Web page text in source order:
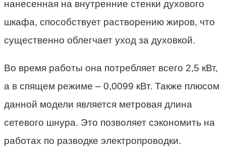
нанесенная на внутренние стенки духового
шкафа, способствует растворению жиров, что
существенно облегчает уход за духовкой.
Во время работы она потребляет всего 2,5 кВт,
а в спящем режиме – 0,0099 кВт. Также плюсом
данной модели является метровая длина
сетевого шнура. Это позволяет сэкономить на
работах по разводке электропроводки.